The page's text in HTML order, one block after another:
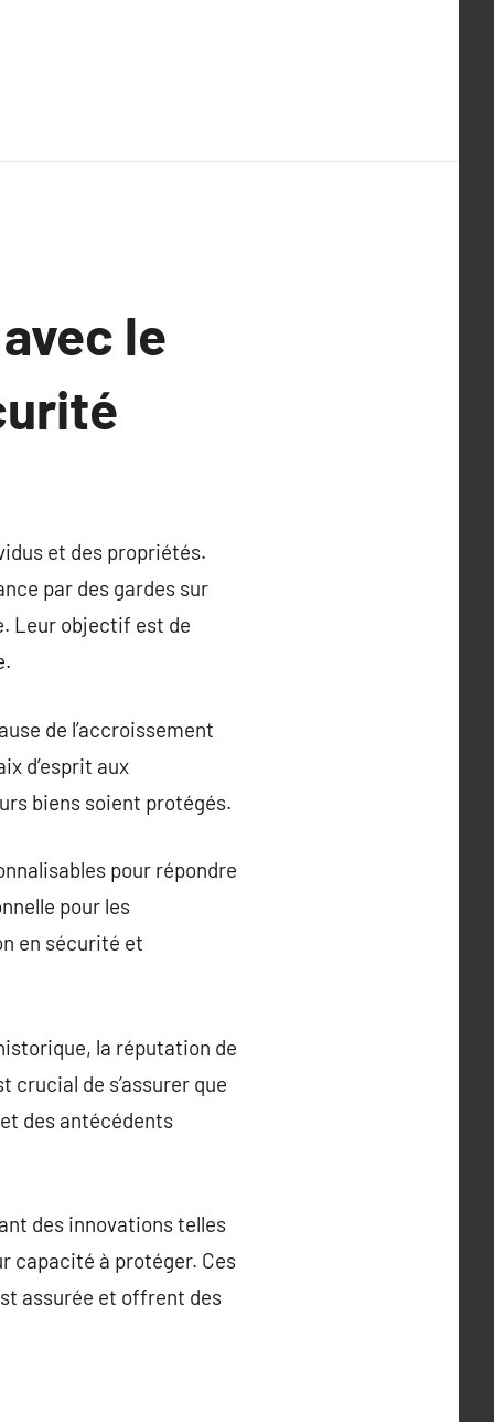
le
et des propriétés.
par des gardes sur
Leur objectif est de
de l’accroissement
d’esprit aux
biens soient protégés.
pour répondre
pour les
en sécurité et
la réputation de
crucial de s’assurer que
des antécédents
des innovations telles
capacité à protéger. Ces
assurée et offrent des